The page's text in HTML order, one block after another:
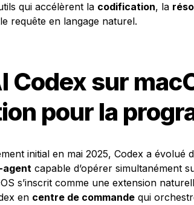
qui accélèrent la codification, la
requête en langage naturel.
Codex sur
pour la
initial en mai 2025, Codex a évolué
agent capable d’opérer simultanément
s’inscrit comme une extension
en centre de commande qui